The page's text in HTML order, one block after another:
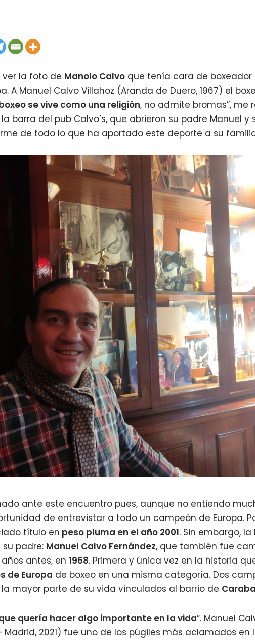
ver la foto de Manolo Calvo que tenía cara de boxeador
A Manuel Calvo Villahoz (Aranda de Duero, 1967) el
se vive como una religión, no admite bromas”, me
barra del pub Calvo’s, que abrieron su padre Manuel y
de todo lo que ha aportado este deporte a su
ante este encuentro pues, aunque no entiendo
de entrevistar a todo un campeón de Europa.
título en peso pluma en el año 2001. Sin embargo,
padre: Manuel Calvo Fernández, que también fue
años antes, en1968. Primera y única vez en la historia
de Europa de boxeo en una misma categoría. Dos
mayor parte de su vida vinculados al barrio de
quería hacer algo importante en la vida”. Manuel
Madrid, 2021) fue uno de los púgiles más aclamados en